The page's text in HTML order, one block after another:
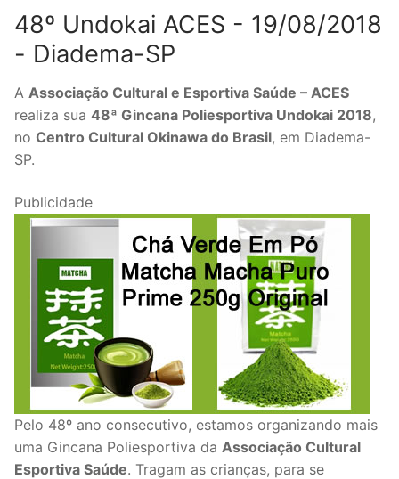
48º Undokai ACES - 19/08/2018
- Diadema-SP
A Associação Cultural e Esportiva Saúde – ACES
realiza sua 48ª Gincana Poliesportiva Undokai 2018,
no Centro Cultural Okinawa do Brasil, em Diadema-
SP.
Publicidade
Pelo 48º ano consecutivo, estamos organizando mais
uma Gincana Poliesportiva da Associação Cultural
Esportiva Saúde. Tragam as crianças, para se